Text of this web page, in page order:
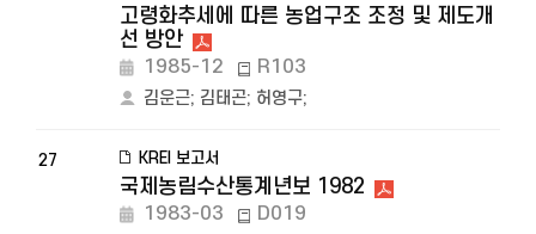
고령화추세에 따른 농업구조 조정 및 제도개
선 방안
1985-12 R103
김운근; 김태곤; 허영구;
27 KREI 보고서
국제농림수산통계년보 1982
1983-03 D019